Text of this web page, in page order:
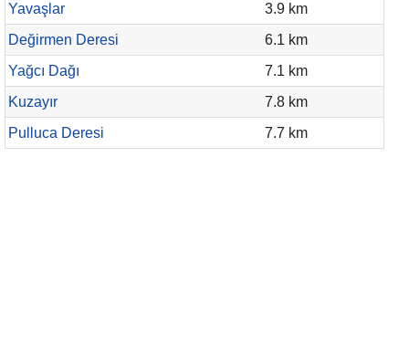
Yavaşlar
3.9 km
Değirmen Deresi
6.1 km
Yağcı Dağı
7.1 km
Kuzayır
7.8 km
Pulluca Deresi
7.7 km